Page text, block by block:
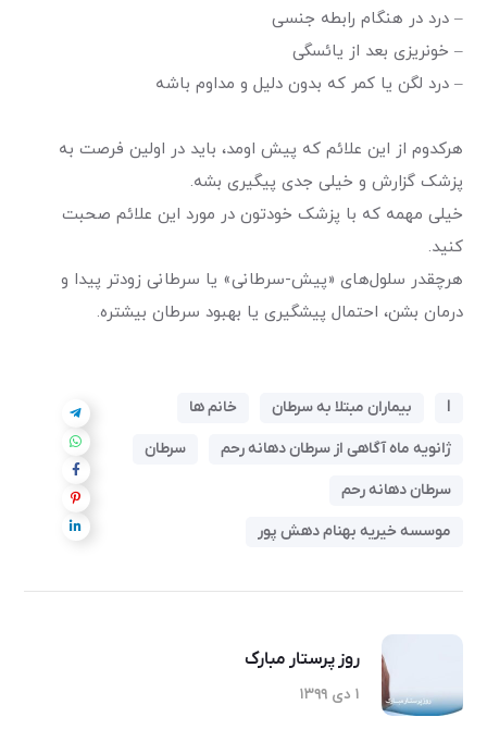
– درد در هنگام رابطه جنسی
– خونریزی بعد از یائسگی
– درد لگن یا کمر که بدون دلیل و مداوم باشه
هر‌‌کدوم از این علائم که پیش اومد، باید در اولین فرصت به
پزشک گزارش و خیلی جدی پیگیری بشه.
خیلی مهمه که با پزشک خودتون در مورد این علائم صحبت
کنید.
هرچقدر سلول‌های «پیش-سرطانی» یا سرطانی زودتر پیدا و
درمان بشن، احتمال پیشگیری یا بهبود سرطان بیشتره.
l بیماران مبتلا به سرطان
خانم ها
ژانویه ماه آگاهی از سرطان دهانه رحم
سرطان
سرطان دهانه رحم
موسسه خیریه بهنام دهش پور
روز پرستار مبارک
۱ دی ۱۳۹۹